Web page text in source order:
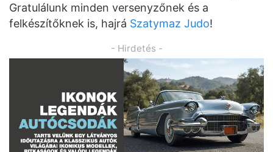
Gratulálunk minden versenyzőnek és a
felkészítőknek is, hajrá Szatymaz Judo!
- Hirdetés -